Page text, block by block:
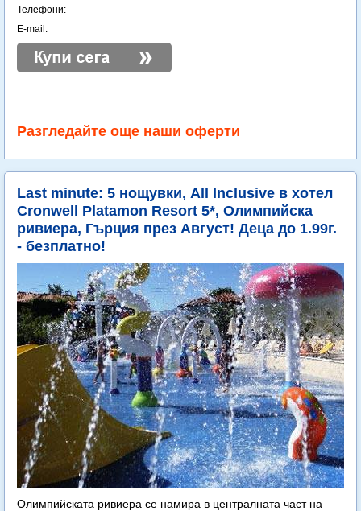
Телефони:
E-mail:
Разгледайте още наши оферти
Last minute: 5 нощувки, All Inclusive в хотел
Cronwell Platamon Resort 5*, Олимпийска
ривиера, Гърция през Август! Деца до 1.99г.
- безплатно!
Олимпийската ривиера се намира в централната част на